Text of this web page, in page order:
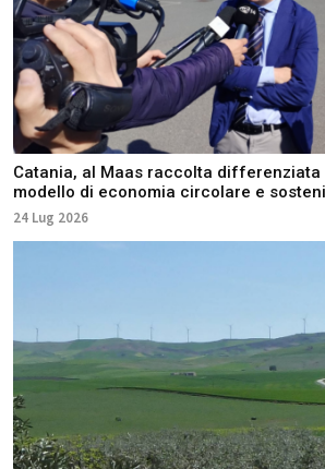
Catania, al Maas raccolta differenziata
modello di economia circolare e
24 Lug 2026